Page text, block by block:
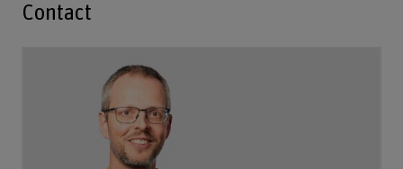
Contact